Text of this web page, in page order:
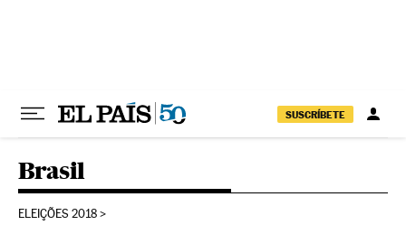
SUSCRÍBETE
Brasil
ELEIÇÕES 2018